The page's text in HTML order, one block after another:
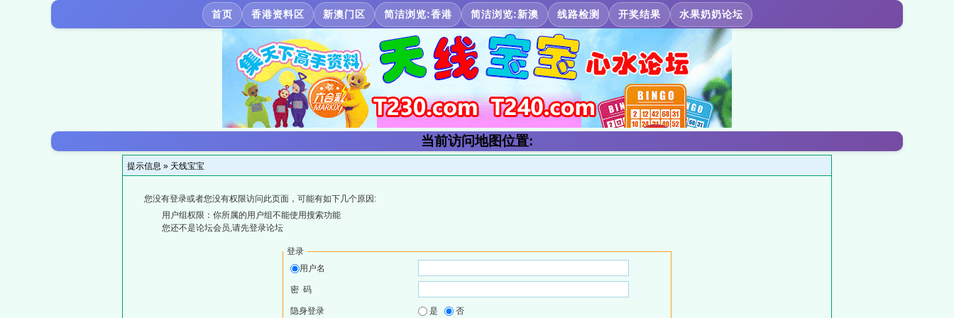
首页 香港资料区 新澳门区 简洁浏览:香港 简洁浏览:新澳 线路检测 开奖结果 水果奶奶论坛
当前访问地图位置:
提示信息 » 天线宝宝
您没有登录或者您没有权限访问此页面，可能有如下几个原因:
用户组权限：你所属的用户组不能使用搜索功能
您还不是论坛会员,请先登录论坛
登录
用户名
密 码
隐身登录 是 否